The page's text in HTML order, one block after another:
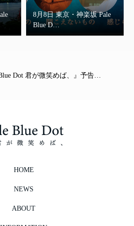
8月8日 東京・神楽坂 Pale
Blue D…
Blue Dot 君が微笑めば、』予告…
HOME
NEWS
ABOUT